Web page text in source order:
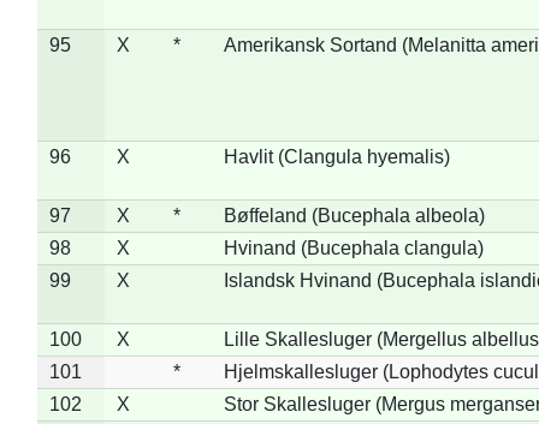
95 X * Amerikansk Sortand (Melanitta
96 X Havlit (Clangula hyemalis)
97 X *
Bøffeland (Bucephala albeola)
98
X
Hvinand (Bucephala clangula)
99
X Islandsk Hvinand (Bucephala
100 X
Lille Skallesluger (Mergellus
101
*
Hjelmskallesluger (Lophodytes
102
X
Stor Skallesluger (Mergus